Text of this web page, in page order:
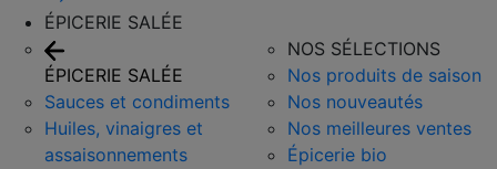
ÉPICERIE SALÉE
ÉPICERIE SALÉE
Sauces et condiments
Huiles, vinaigres et
assaisonnements
NOS SÉLECTIONS
Nos produits de saison
Nos nouveautés
Nos meilleures ventes
Épicerie bio